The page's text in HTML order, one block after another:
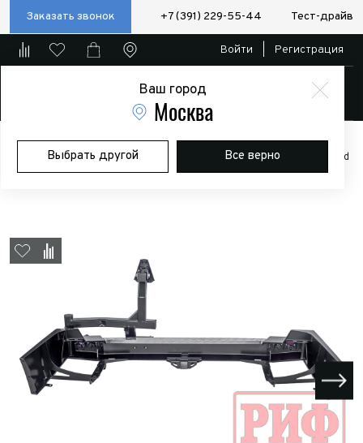
Заказать звонок +7 (391) 229-55-44 Тест-драйв
Ваш город
Москва
Выбрать другой Все верно
Войти Регистрация
Главная Магазин Дополнительное оборудование
Силовые
бампера/пороги/калитки
Бампер РИФ силовой задний Toyota Land
Cruiser 100 с квадратом под фаркоп, калиткой и фонарями